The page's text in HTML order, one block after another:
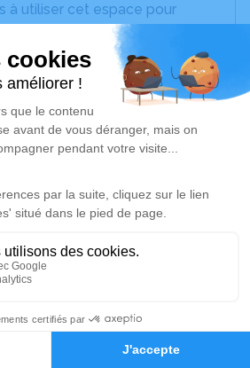
Hommages
à utiliser cet espace pour
partager des photos
ou exprimer vos pensées
ou des textes. Cet endroit
dédié à honorer la
HAAS.
2024 à 16h00
Je rends hommage